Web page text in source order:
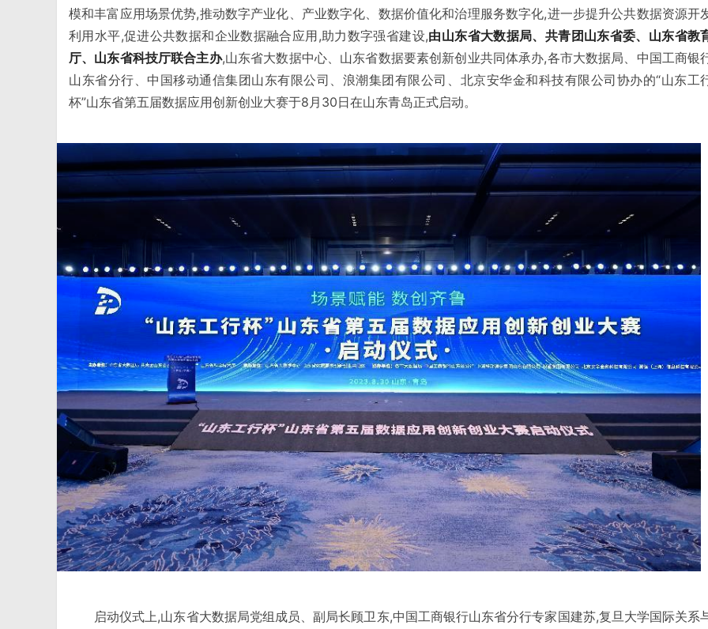
模和丰富应用场景优势,推动数字产业化、产业数字化、数据价值化和治理服务数字化,进一步提升公共数据资源开
利用水平,促进公共数据和企业数据融合应用,助力数字强省建设,由山东省大数据局、共青团山东省委、山东省教
厅、山东省科技厅联合主办,山东省大数据中心、山东省数据要素创新创业共同体承办,各市大数据局、中国工商银
山东省分行、中国移动通信集团山东有限公司、浪潮集团有限公司、北京安华金和科技有限公司协办的“山东工
杯”山东省第五届数据应用创新创业大赛于8月30日在山东青岛正式启动。
启动仪式上,山东省大数据局党组成员、副局长顾卫东,中国工商银行山东省分行专家国建苏,复旦大学国际关系